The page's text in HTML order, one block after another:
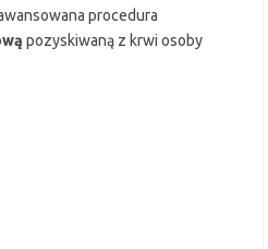
procedura
pozyskiwaną z krwi osoby